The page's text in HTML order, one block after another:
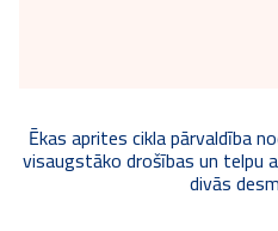
Ēkas aprites cikla pārvaldība
visaugstāko drošības un telpu
divās